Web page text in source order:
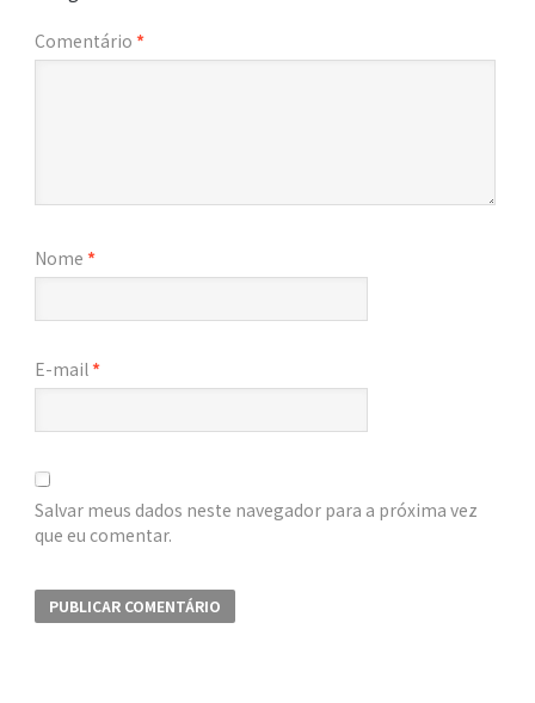
Comentário *
Nome *
E-mail *
Salvar meus dados neste navegador para a próxima vez
que eu comentar.